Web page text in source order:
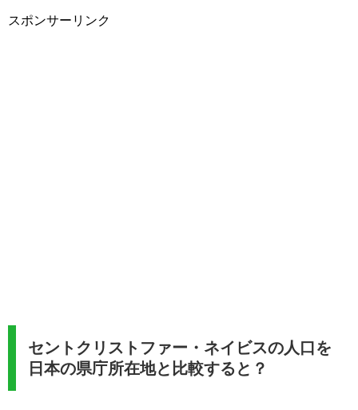
スポンサーリンク
セントクリストファー・ネイビスの人口を
日本の県庁所在地と比較すると？